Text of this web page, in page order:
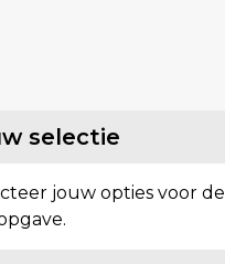
selectie
jouw opties voor de